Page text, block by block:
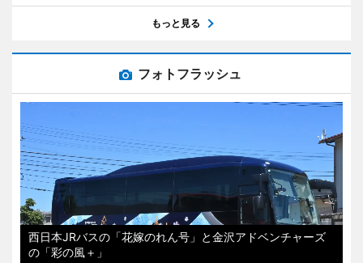
もっと見る
フォトフラッシュ
西日本JRバスの「花嫁のれん号」と金沢アドベンチャーズ
の「彩の風＋」